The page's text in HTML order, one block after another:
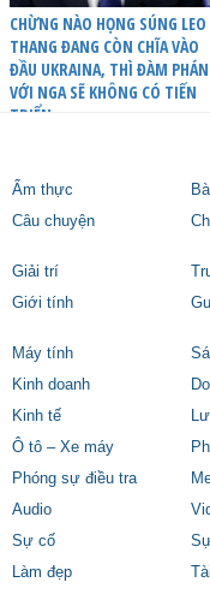
CHỪNG NÀO HỌNG SÚNG LEO
THANG ĐANG CÒN CHĨA VÀO
ĐẦU UKRAINA, THÌ ĐÀM PHÁN
VỚI NGA SẼ KHÔNG CÓ TIẾN
TRIỂN
Ẩm thực
Câu chuyện
Giải trí
Giới tính
Máy tính
Kinh doanh
Kinh tế
Ô tô – Xe máy
Phóng sự điều tra
Audio
Sự cố
Làm đẹp